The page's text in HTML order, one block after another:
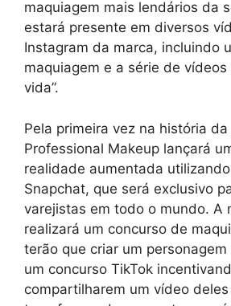
maquiagem mais lendários da
estará presente em diversos
Instagram da marca, incluindo
maquiagem e a série de vídeos
vida”.
Pela primeira vez na história
Professional Makeup lançará
realidade aumentada
Snapchat, que será exclusivo
varejistas em todo o mundo. A
realizará um concurso de
terão que criar um personagem
um concurso TikTok
compartilharem um vídeo